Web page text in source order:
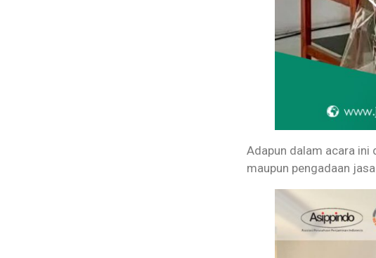
Adapun dalam acara ini
maupun pengadaan